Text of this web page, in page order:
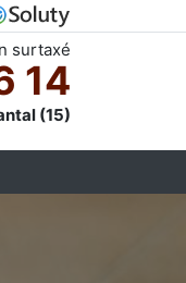
surtaxé
14
(15)